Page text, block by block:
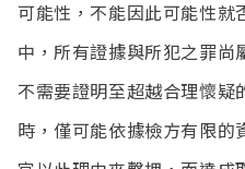
可能性，不能因此可能性就
中，所有證據與所犯之罪尚
不需要證明至超越合理懷疑
時，僅可能依據檢方有限的